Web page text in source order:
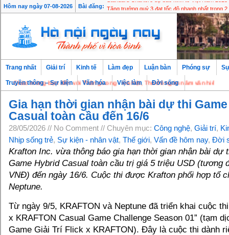
Hôm nay ngày 07-08-2026
Bài đăng:
Tăng trưởng quý 3 đạt tốc độ nhanh nhất trong 2
Standard Chartere dự báo kinh tế Việt Nam
mừng bạn đến với Thăng Long - Hà Nội, Thủ đô ngàn năm văn hiến
Trang nhất Giải trí Kinh tế Làm đẹp Luận bàn Phóng sự
Truyền thông – Sự kiện Văn hóa Việc làm Đời sống
Gia hạn thời gian nhận bài dự thi
Casual toàn cầu đến 16/6
28/05/2026 // No Comment // Chuyên mục: Công nghệ, Giải trí,
Nhịp sống trẻ, Sự kiện - nhân vật, Thế giới, Vấn đề hôm nay, Đời
Krafton Inc. vừa thông báo gia hạn thời gian nhận bài dự
Game Hybrid Casual toàn cầu trị giá 5 triệu USD (tương
VNĐ) đến ngày 16/6. Cuộc thi được Krafton phối hợp tổ
Neptune.
Từ ngày 9/5, KRAFTON và Neptune đã triển khai cuộc
x KRAFTON Casual Game Challenge Season 01” (tạm
Game Giải Trí Flick x KRAFTON). Đây là cuộc thi dành